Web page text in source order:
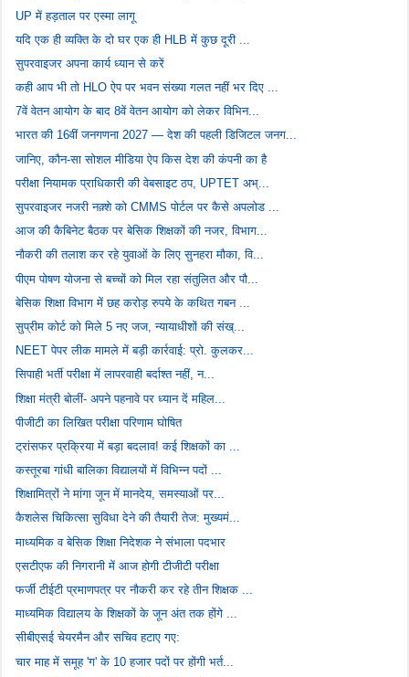
UP में हड़ताल पर एस्मा लागू
यदि एक ही व्यक्ति के दो घर एक ही HLB में कुछ दूरी ...
सुपरवाइजर अपना कार्य ध्यान से करें
कही आप भी तो HLO ऐप पर भवन संख्या गलत नहीं भर दिए ...
7वें वेतन आयोग के बाद 8वें वेतन आयोग को लेकर विभिन...
भारत की 16वीं जनगणना 2027 — देश की पहली डिजिटल जनग...
जानिए, कौन-सा सोशल मीडिया ऐप किस देश की कंपनी का है
परीक्षा नियामक प्राधिकारी की वेबसाइट ठप, UPTET अभ्...
सुपरवाइजर नजरी नक़्शे को CMMS पोर्टल पर कैसे अपलोड ...
आज की कैबिनेट बैठक पर बेसिक शिक्षकों की नजर, विभाग...
नौकरी की तलाश कर रहे युवाओं के लिए सुनहरा मौका, वि...
पीएम पोषण योजना से बच्चों को मिल रहा संतुलित और पौ...
बेसिक शिक्षा विभाग में छह करोड़ रुपये के कथित गबन ...
सुप्रीम कोर्ट को मिले 5 नए जज, न्यायाधीशों की संख्...
NEET पेपर लीक मामले में बड़ी कार्रवाई: प्रो. कुलकर...
सिपाही भर्ती परीक्षा में लापरवाही बर्दाश्त नहीं, न...
शिक्षा मंत्री बोलीं- अपने पहनावे पर ध्यान दें महिल...
पीजीटी का लिखित परीक्षा परिणाम घोषित
ट्रांसफर प्रक्रिया में बड़ा बदलाव! कई शिक्षकों का ...
कस्तूरबा गांधी बालिका विद्यालयों में विभिन्न पदों ...
शिक्षामित्रों ने मांगा जून में मानदेय, समस्याओं पर...
कैशलेस चिकित्सा सुविधा देने की तैयारी तेज: मुख्यमं...
माध्यमिक व बेसिक शिक्षा निदेशक ने संभाला पदभार
एसटीएफ की निगरानी में आज होगी टीजीटी परीक्षा
फर्जी टीईटी प्रमाणपत्र पर नौकरी कर रहे तीन शिक्षक ...
माध्यमिक विद्यालय के शिक्षकों के जून अंत तक होंगे ...
सीबीएसई चेयरमैन और सचिव हटाए गए:
चार माह में समूह 'ग' के 10 हजार पदों पर होंगी भर्त...